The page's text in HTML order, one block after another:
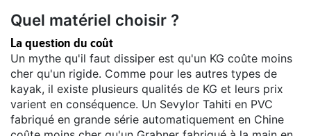
Quel matériel choisir ?
La question du coût
Un mythe qu'il faut dissiper est qu'un KG coûte moins
cher qu'un rigide. Comme pour les autres types de
kayak, il existe plusieurs qualités de KG et leurs prix
varient en conséquence. Un Sevylor Tahiti en PVC
fabriqué en grande série automatiquement en Chine